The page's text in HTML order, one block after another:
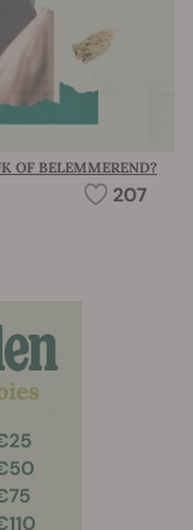
OF BELEMMEREND?
207